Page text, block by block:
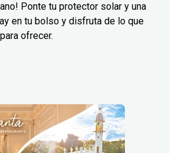
Ponte tu protector solar y una
en tu bolso y disfruta de lo que
ofrecer.